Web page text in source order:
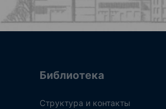
Библиотека
Структура и контакты